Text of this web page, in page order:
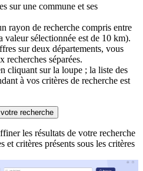
sur une commune et ses
rayon de recherche compris entre
valeur sélectionnée est de 10 km).
sur deux départements, vous
recherches séparées.
cliquant sur la loupe ; la liste des
à vos critères de recherche est
recherche
les résultats de votre recherche
et critères présents sous les critères